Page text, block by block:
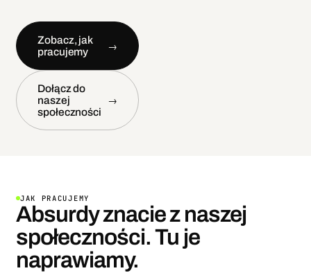
Zobacz, jak
pracujemy
→
Dołącz do
naszej
społeczności
→
JAK PRACUJEMY
Absurdy znacie z naszej
społeczności. Tu je
naprawiamy.